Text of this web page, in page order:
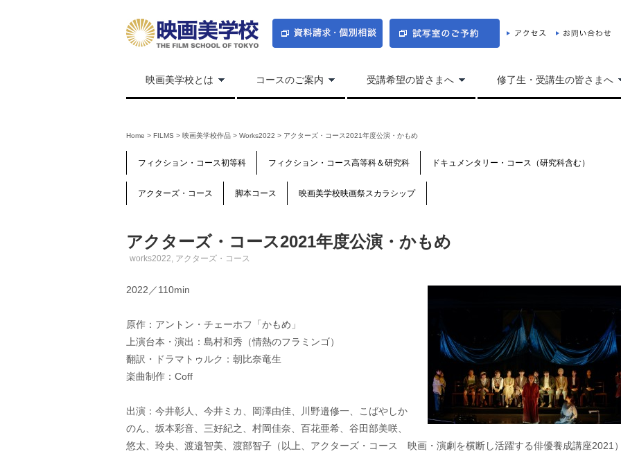
映画美学校とは コースのご案内 受講希望の皆さまへ 修了生・受講生の皆さまへ
Home > FILMS > 映画美学校作品 > Works2022 > アクターズ・コース2021年度公演・かもめ
フィクション・コース初等科 フィクション・コース高等科＆研究科 ドキュメンタリー・コース（研究科含む）
アクターズ・コース 脚本コース 映画美学校映画祭スカラシップ
アクターズ・コース2021年度公演・かもめ
works2022, アクターズ・コース
2022／110min
原作：アントン・チェーホフ「かもめ」
上演台本・演出：島村和秀（情熱のフラミンゴ）
翻訳・ドラマトゥルク：朝比奈竜生
楽曲制作：Coff
出演：今井彰人、今井ミカ、岡澤由佳、川野邉修一、こばやしか
のん、坂本彩音、三好紀之、村岡佳奈、百花亜希、谷田部美咲、
悠太、玲央、渡邉智美、渡部智子（以上、アクターズ・コース 映画・演劇を横断し活躍する俳優養成講座2021